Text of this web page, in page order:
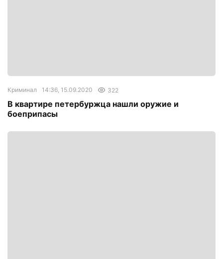
Криминал 14:36, 15.09.2020 322
В квартире петербуржца нашли оружие и
боеприпасы